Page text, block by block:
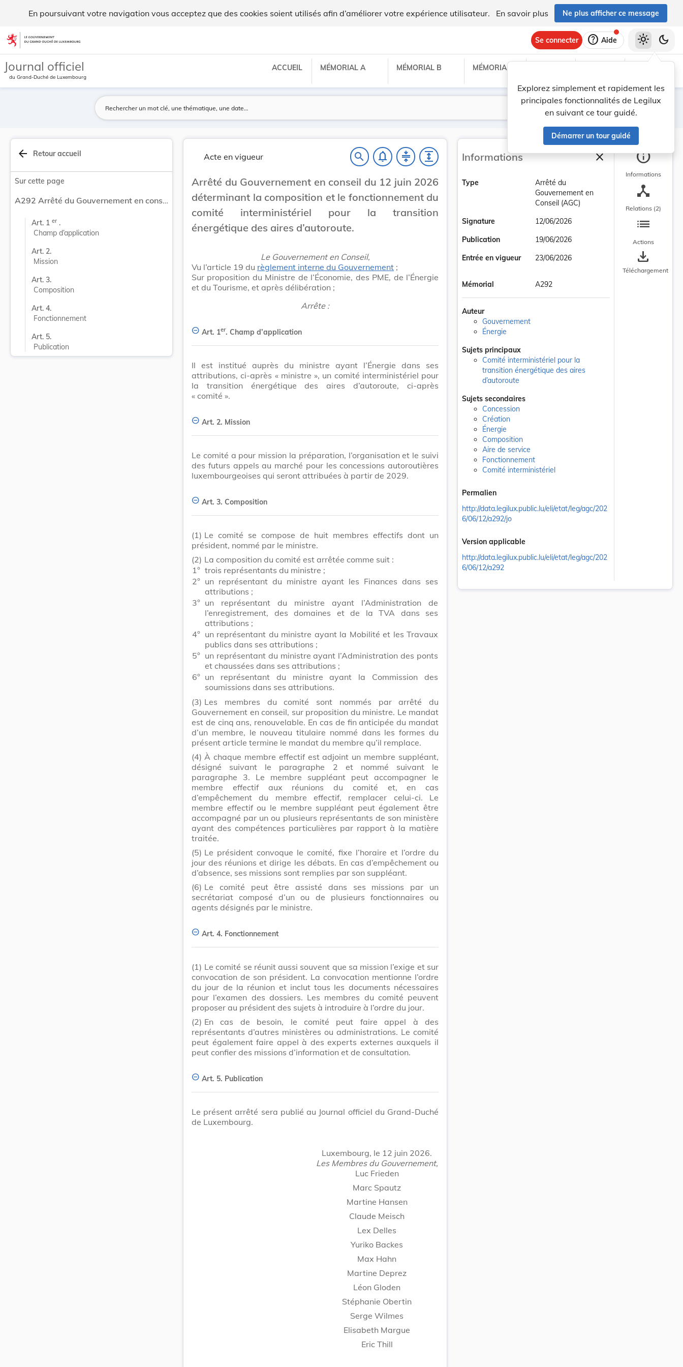
En poursuivant votre navigation vous acceptez que des cookies soient utilisés afin d’améliorer votre expérience utilisateur. En savoir plus Ne plus afficher ce message
Aller au contenu
Se connecter help Aide
Explorez simplement et rapidement les
principales fonctionnalités de Legilux
en suivant ce tour guidé.
Démarrer un tour guidé
light_mode dark_mode
Journal officiel
du Grand-Duché de Luxembourg
ACCUEIL MÉMORIAL A MÉMORIAL B MÉMORIAL C
Lancer la recherche
Filtres
arrow_back Retour accueil
Sur cette page
A292 Arrêté du Gouvernement en conseil du 12 juin 2026 déterminant la composition et le fonctionnement du comité interministériel pour la transition énergétique des aires d’autoroute.
Art. 1 er .
Champ d’application
Art. 2.
Mission
Art. 3.
Composition
Art. 4.
Fonctionnement
Art. 5.
Publication
Acte en vigueur search notifications_none compress expand
Arrêté du Gouvernement en conseil du 12 juin 2026
déterminant la composition et le fonctionnement du
comité interministériel pour la transition
énergétique des aires d’autoroute.
Le Gouvernement en Conseil,
Vu l’article 19 du règlement interne du Gouvernement ;
Sur proposition du Ministre de l’Économie, des PME, de l’Énergie
et du Tourisme, et après délibération ;
Arrête :
Art. 1er. Champ d’application
Il est institué auprès du ministre ayant l’Énergie dans ses
attributions, ci-après « ministre », un comité interministériel pour
la transition énergétique des aires d’autoroute, ci-après
« comité ».
Art. 2. Mission
Le comité a pour mission la préparation, l’organisation et le suivi
des futurs appels au marché pour les concessions autoroutières
luxembourgeoises qui seront attribuées à partir de 2029.
Art. 3. Composition
(1) Le comité se compose de huit membres effectifs dont un
président, nommé par le ministre.
(2) La composition du comité est arrêtée comme suit :
1° trois représentants du ministre ;
2° un représentant du ministre ayant les Finances dans ses
attributions ;
3° un représentant du ministre ayant l’Administration de
l’enregistrement, des domaines et de la TVA dans ses
attributions ;
4° un représentant du ministre ayant la Mobilité et les Travaux
publics dans ses attributions ;
5° un représentant du ministre ayant l’Administration des ponts
et chaussées dans ses attributions ;
6° un représentant du ministre ayant la Commission des
soumissions dans ses attributions.
(3) Les membres du comité sont nommés par arrêté du
Gouvernement en conseil, sur proposition du ministre. Le mandat
est de cinq ans, renouvelable. En cas de fin anticipée du mandat
d’un membre, le nouveau titulaire nommé dans les formes du
présent article termine le mandat du membre qu’il remplace.
(4) À chaque membre effectif est adjoint un membre suppléant,
désigné suivant le paragraphe 2 et nommé suivant le
paragraphe 3. Le membre suppléant peut accompagner le
membre effectif aux réunions du comité et, en cas
d’empêchement du membre effectif, remplacer celui-ci. Le
membre effectif ou le membre suppléant peut également être
accompagné par un ou plusieurs représentants de son ministère
ayant des compétences particulières par rapport à la matière
traitée.
(5) Le président convoque le comité, fixe l’horaire et l’ordre du
jour des réunions et dirige les débats. En cas d’empêchement ou
d’absence, ses missions sont remplies par son suppléant.
(6) Le comité peut être assisté dans ses missions par un
secrétariat composé d’un ou de plusieurs fonctionnaires ou
agents désignés par le ministre.
Art. 4. Fonctionnement
(1) Le comité se réunit aussi souvent que sa mission l’exige et sur
convocation de son président. La convocation mentionne l’ordre
du jour de la réunion et inclut tous les documents nécessaires
pour l’examen des dossiers. Les membres du comité peuvent
proposer au président des sujets à introduire à l’ordre du jour.
(2) En cas de besoin, le comité peut faire appel à des
représentants d’autres ministères ou administrations. Le comité
peut également faire appel à des experts externes auxquels il
peut confier des missions d’information et de consultation.
Art. 5. Publication
Le présent arrêté sera publié au Journal officiel du Grand-Duché
de Luxembourg.
Luxembourg, le 12 juin 2026.
Les Membres du Gouvernement,
Luc Frieden
Marc Spautz
Martine Hansen
Claude Meisch
Lex Delles
Yuriko Backes
Max Hahn
Martine Deprez
Léon Gloden
Stéphanie Obertin
Serge Wilmes
Elisabeth Margue
Eric Thill
Informations closeFermer la barre
Type
Arrêté du
Gouvernement en
Conseil (AGC)
Signature
12/06/2026
Publication
19/06/2026
Entrée en vigueur
23/06/2026
Mémorial A292
Auteur
Gouvernement
Énergie
Sujets principaux
Comité interministériel pour la
transition énergétique des aires
d’autoroute
Sujets secondaires
Concession
Création
Énergie
Composition
Aire de service
Fonctionnement
Comité interministériel
Permalien
http://data.legilux.public.lu/eli/etat/leg/agc/202
6/06/12/a292/jo
Version applicable
http://data.legilux.public.lu/eli/etat/leg/agc/202
6/06/12/a292
info
Informations
device_hub
Relations (2)
list
Actions
save_alt
Téléchargement